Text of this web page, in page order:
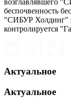
возглавлявшего
беспочвенность
"СИБУР Холдинг"
контролируется
Актуальное
Актуальное